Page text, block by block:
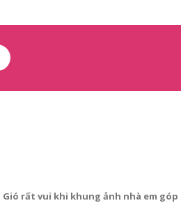
Gió rất vui khi khung ảnh nhà em